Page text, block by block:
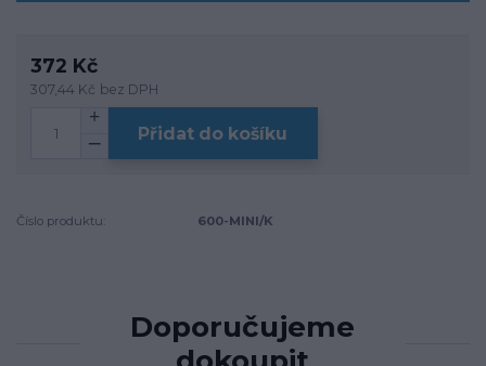
372 Kč
307,44 Kč bez DPH
Přidat do košíku
Číslo produktu: 600-MINI/K
Doporučujeme